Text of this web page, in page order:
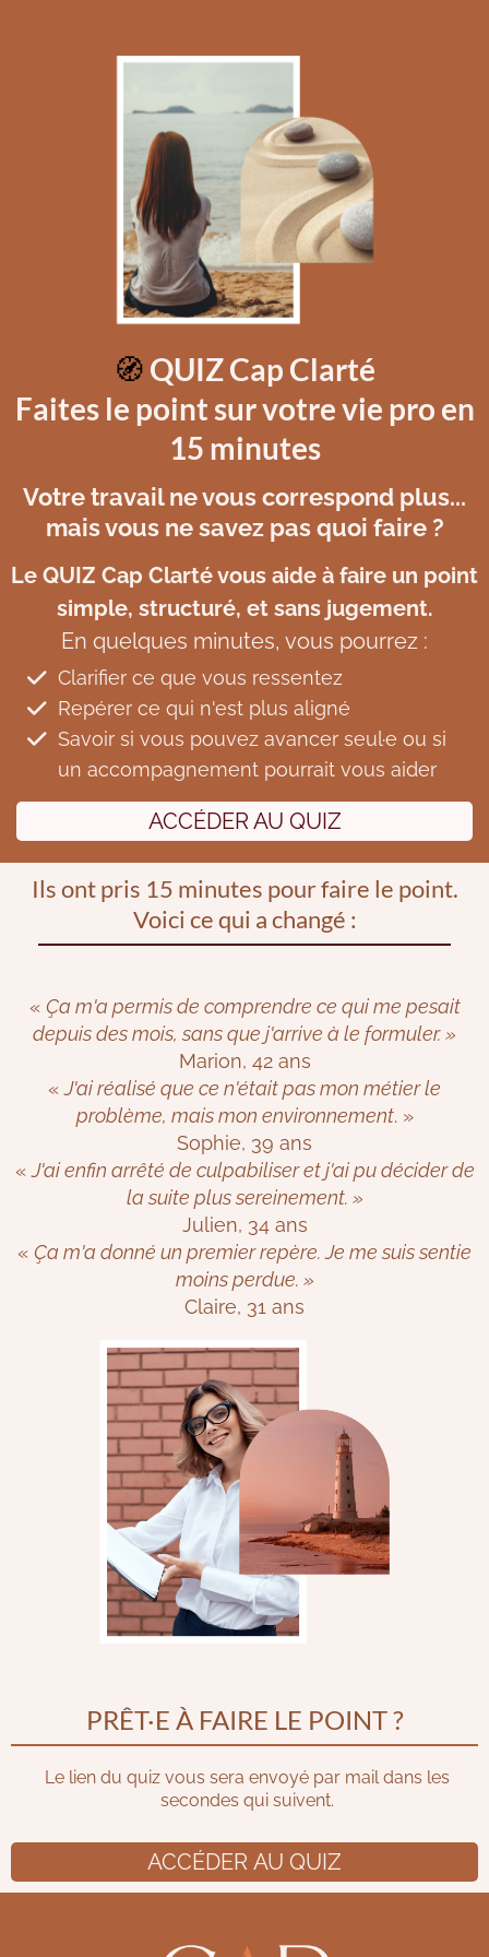
🧭 QUIZCap Clarté
Faites le point sur votre vie pro en
15 minutes
Votre travail ne vous correspond plus...
mais vous ne savez pas quoi faire ?
Le QUIZ Cap Clarté vous aide à faire un point
simple, structuré, et sans jugement.
En quelques minutes, vous pourrez :
Clarifier ce que vous ressentez
Repérer ce qui n'est plus aligné
Savoir si vous pouvez avancer seul·e ou si
un accompagnement pourrait vous aider
ACCÉDER AU QUIZ
Ils ont pris 15 minutes pour faire le point.
Voici ce qui a changé :
« Ça m'a permis de comprendre ce qui me pesait
depuis des mois, sans que j'arrive à le formuler. »
Marion, 42 ans
«J'ai réalisé que ce n'était pas mon métier le
problème, mais mon environnement. »
Sophie, 39 ans
«J'ai enfin arrêté de culpabiliser et j'ai pu décider de
la suite plus sereinement. »
Julien, 34 ans
« Ça m'a donné un premier repère. Je me suis sentie
moins perdue. »
Claire, 31 ans
PRÊT·E À FAIRE LE POINT ?
Le lien du quiz vous sera envoyé par mail dans les
secondes qui suivent.
ACCÉDER AU QUIZ